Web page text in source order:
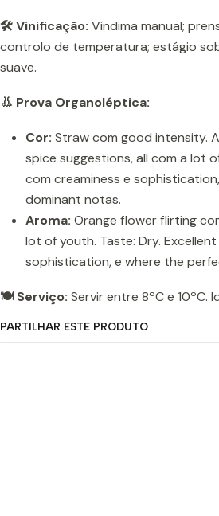
🛠️ Vinificação: Vindima manual;
controlo de temperatura; estágio
suave.
👃 Prova Organoléptica:
Cor: Straw com good intensity.
spice suggestions, all com a lot
com creaminess e
dominant notas.
Aroma: Orange flower flirting
lot of youth. Taste: Dry.
sophistication, e where the
🍽️ Serviço: Servir entre 8ºC e 10ºC.
PARTILHAR ESTE PRODUTO